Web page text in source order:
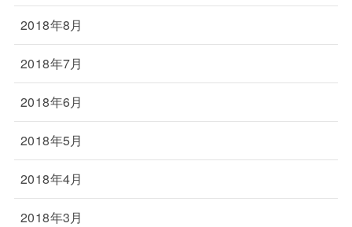
2018年8月
2018年7月
2018年6月
2018年5月
2018年4月
2018年3月